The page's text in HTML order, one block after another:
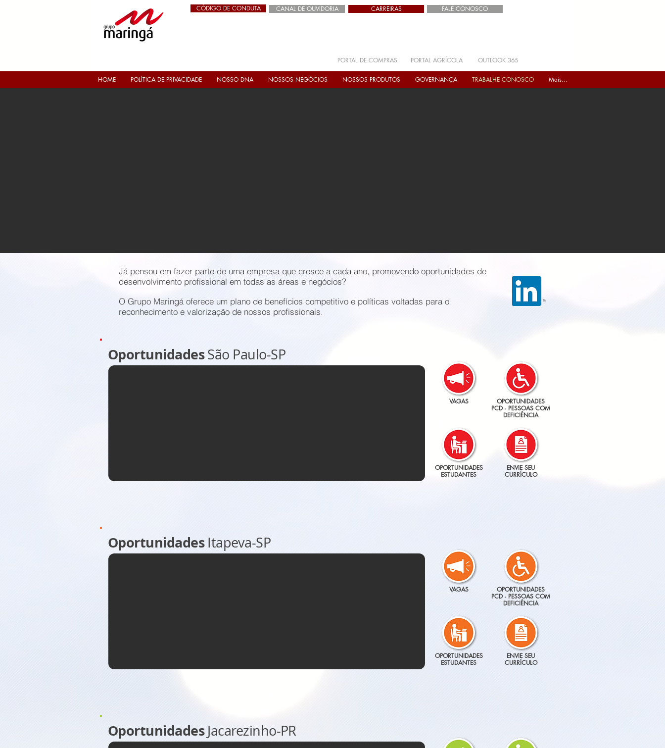
CÓDIGO DE CONDUTA CANAL DE OUVIDORIA CARREIRAS FALE CONOSCO
PORTAL DE COMPRAS PORTAL AGRÍCOLA OUTLOOK 365
HOME POLÍTICA DE PRIVACIDADE NOSSO DNA NOSSOS NEGÓCIOS NOSSOS PRODUTOS GOVERNANÇA TRABALHE CONOSCO Mais...
Já pensou em fazer parte de uma empresa que cresce a cada ano, promovendo oportunidades de
desenvolvimento profissional em todas as áreas e negócios?
O Grupo Maringá oferece um plano de benefícios competitivo e políticas voltadas para o
reconhecimento e valorização de nossos profissionais.
OportunidadesSão Paulo-SP
VAGAS
OPORTUNIDADES
ESTUDANTES
OPORTUNIDADES
PCD - PESSOAS COM
DEFICIÊNCIA
ENVIE SEU
CURRÍCULO
OportunidadesItapeva-SP
VAGAS
OPORTUNIDADES
ESTUDANTES
OPORTUNIDADES
PCD - PESSOAS COM
DEFICIÊNCIA
ENVIE SEU
CURRÍCULO
OportunidadesJacarezinho-PR